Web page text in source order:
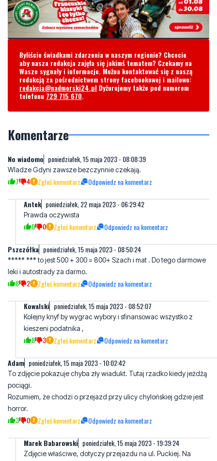
Byliście świadkami zdarzenia w naszym regionie? Chcecie
aby nasza redakcja zajęła się jakimś tematem? Czekamy na
Wasze sygnały i informacje. Można kontaktować się z naszą
redakcja@nadmorski24.plDyżurujemy także pod numerem
telefonu729 715 670.
Komentarze
Wladze Gdyni zawsze bezczynnie czekają.
Antek poniedziałek, 22 maja 2023 - 06:29:42
Prawda oczywista
Pszczółka poniedziałek, 15 maja 2023 - 08:50:24
***** *** to jest 500 + 300 = 800+ Szach i mat . Do tego darmowe
8 2 Zgłoś komentarz Odpowiedz na komentarz
Kowalski poniedziałek, 15 maja 2023 - 08:52:07
Kolejny knyf by wygrac wybory i sfinansowac wszystko z
8 3 Zgłoś komentarz Odpowiedz na komentarz
Adam poniedziałek, 15 maja 2023 - 10:02:42
To zdjęcie pokazuje chyba zły wiadukt. Tutaj rzadko kiedy jeżdżą
Rozumiem, że chodzi o przejazd przy ulicy chylońskiej gdzie jest
horror.
3 0
Marek Babarowski
Zdjęcie właściwe, dotyczy przejazdu na ul. Puckiej. Na
drogowej
1 2 Zgłoś komentarz Odpowiedz na komentarz